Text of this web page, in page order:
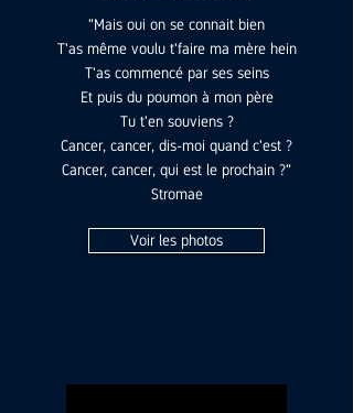
"Mais oui on se connait bien
T'as même voulu t'faire ma mère hein
T'as commencé par ses seins
Et puis du poumon à mon père
Tu t'en souviens ?
Cancer, cancer, dis-moi quand c'est ?
Cancer, cancer, qui est le prochain ?"
Stromae
Voir les photos